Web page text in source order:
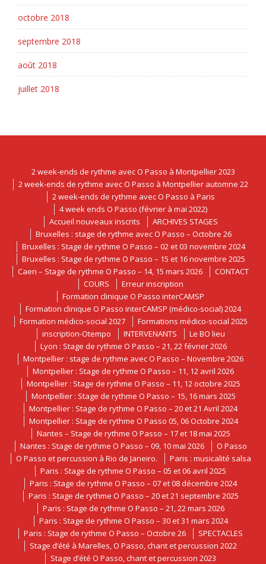
octobre 2018
septembre 2018
août 2018
juillet 2018
2 week-ends de rythme avec O Passo à Montpellier 2023
2 week-ends de rythme avec O Passo à Montpellier automne 22
2 week-ends de rythme avec O Passo à Paris
4 week ends O Passo (février à mai 2022)
Accueil nouveaux inscrits
ARCHIVES STAGES
Bruxelles : stage de rythme avec O Passo – Octobre 26
Bruxelles : Stage de rythme O Passo – 02 et 03 novembre 2024
Bruxelles : Stage de rythme O Passo – 15 et 16 novembre 2025
Caen – Stage de rythme O Passo – 14, 15 mars 2026
CONTACT
COURS
Erreur inscription
Formation clinique O Passo interCAMSP
Formation clinique O Passo interCAMSP (médico-social) 2024
Formation médico-social 2027
Formations médico-social 2025
inscription-Otempo
INTERVENANTS
Le BO lieu
Lyon : Stage de rythme O Passo – 21, 22 février 2026
Montpellier : stage de rythme avec O Passo – Novembre 2026
Montpellier : Stage de rythme O Passo – 11, 12 avril 2026
Montpellier : Stage de rythme O Passo – 11, 12 octobre 2025
Montpellier : Stage de rythme O Passo – 15, 16 mars 2025
Montpellier : Stage de rythme O Passo – 20 et 21 Avril 2024
Montpellier : Stage de rythme O Passo 05, 06 Octobre 2024
Nantes – Stage de rythme O Passo – 17 et 18 mai 2025
Nantes : Stage de rythme O Passo – 09, 10 mai 2026
O Passo
O Passo et percussion à Rio de Janeiro.
Paris : musicalité salsa
Paris : Stage de rythme O Passo – 05 et 06 avril 2025
Paris : Stage de rythme O Passo – 07 et 08 décembre 2024
Paris : Stage de rythme O Passo – 20 et 21 septembre 2025
Paris : Stage de rythme O Passo – 21, 22 mars 2026
Paris : Stage de rythme O Passo – 30 et 31 mars 2024
Paris : Stage de rythme O Passo – Octobre 26
SPECTACLES
Stage d’été à Marelles, O Passo, chant et percussion 2022
Stage d’été O Passo, chant et percussion 2023